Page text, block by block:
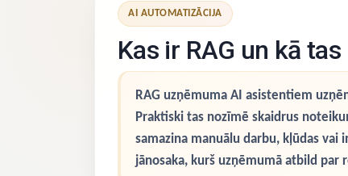
AI AUTOMATIZĀCIJA
Kas ir RAG un kā
RAG uzņēmuma AI asistentiem
Praktiski tas nozīmē skaidrus
samazina manuālu darbu, kļūdas
jānosaka, kurš uzņēmumā atbild par